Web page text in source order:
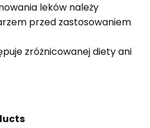
leków należy
przed zastosowaniem
zróżnicowanej diety ani